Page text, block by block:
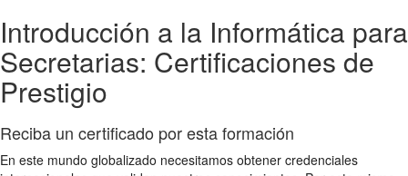
Introducción a la Informática para
Secretarias: Certificaciones de
Prestigio
Reciba un certificado por esta formación
En este mundo globalizado necesitamos obtener credenciales